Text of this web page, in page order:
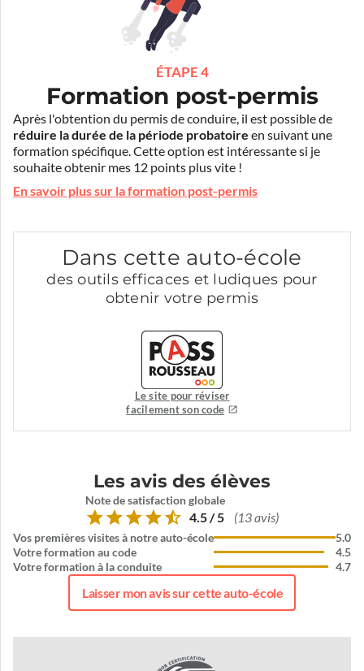
ÉTAPE 4
Formation post-permis
Après l'obtention du permis de conduire, il est possible de
réduire la durée de la période probatoire en suivant une
formation spécifique. Cette option est intéressante si je
souhaite obtenir mes 12 points plus vite !
En savoir plus sur la formation post-permis
Dans cette auto-école
des outils efficaces et ludiques pour
obtenir votre permis
Le site pour réviser
facilement son code
Les avis des élèves
Note de satisfaction globale
4.5 / 5 (13 avis)
Vos premières visites à notre auto-école
Votre formation au code
Votre formation à la conduite
5.0
4.5
4.7
Laisser mon avis sur cette auto-école